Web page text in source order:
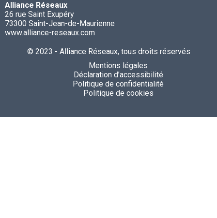
Alliance Réseaux
26 rue Saint Exupéry
73300 Saint-Jean-de-Maurienne
www.alliance-reseaux.com
© 2023 - Alliance Réseaux, tous droits réservés
Mentions légales
Déclaration d’accessibilité
Politique de confidentialité
Politique de cookies